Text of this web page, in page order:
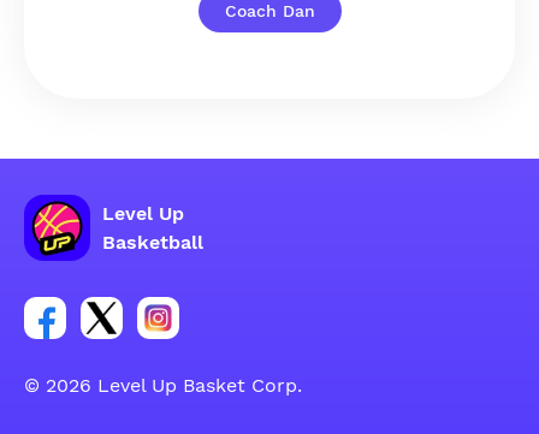
Coach Dan
Level Up
Basketball
Link per il gruppo social dell'account Facebook
Link per il gruppo social dell'account Tweeter
Link per il gruppo social dell'account
© 2026 Level Up Basket Corp.